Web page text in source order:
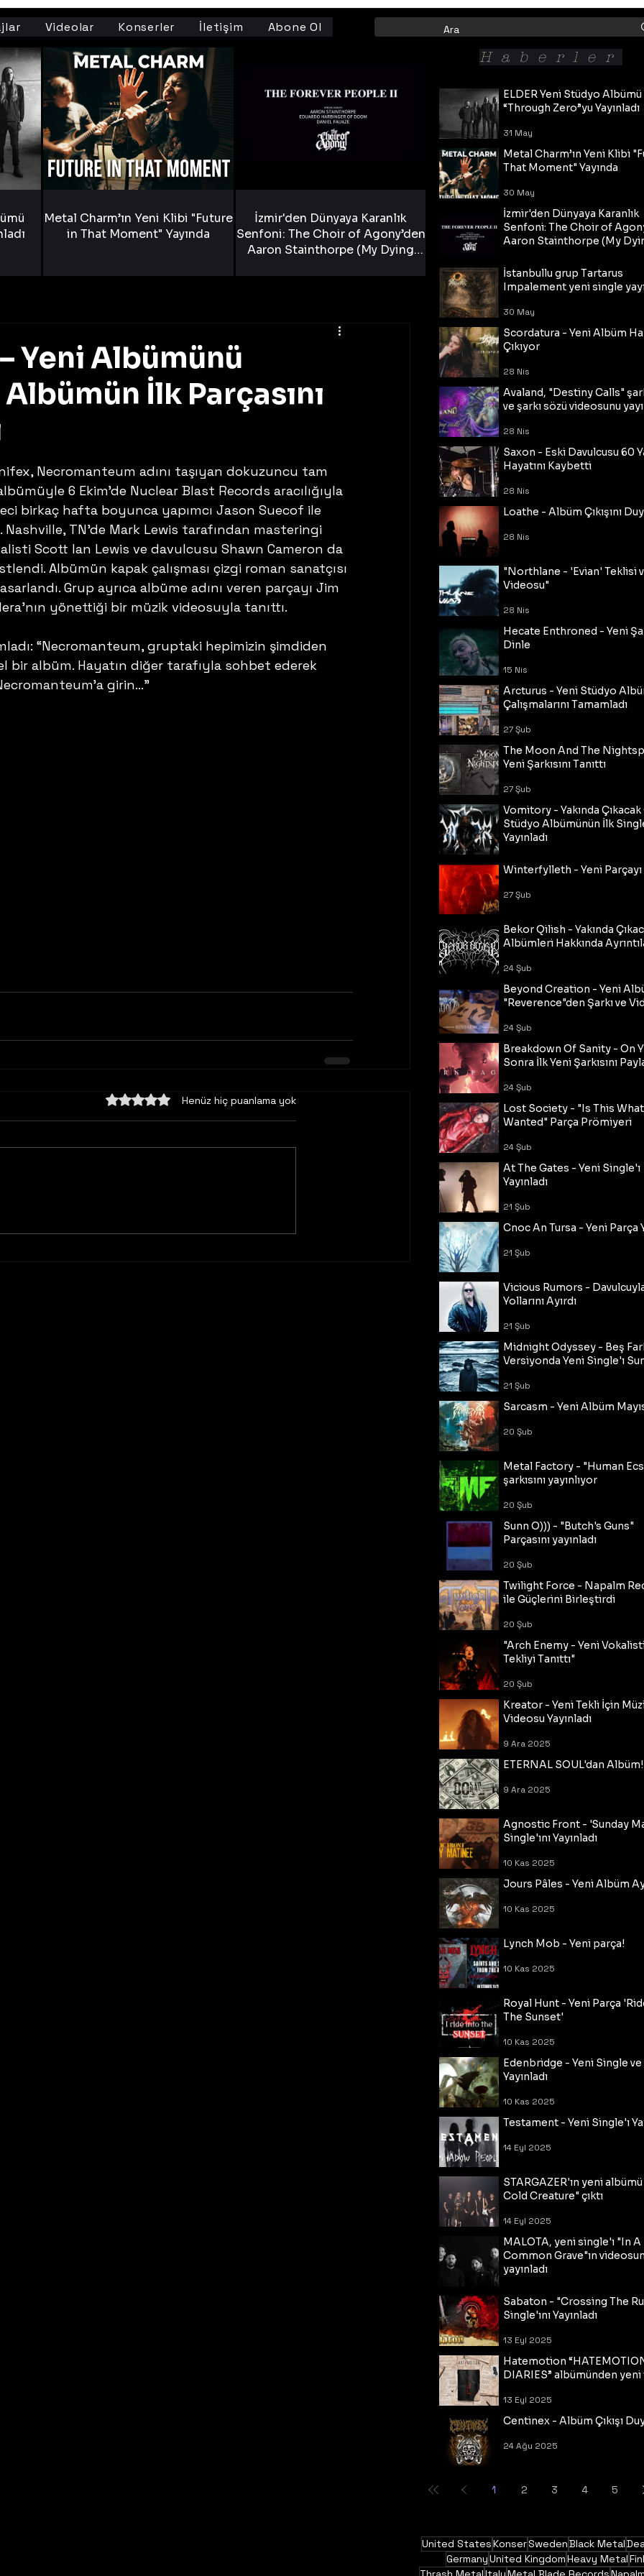
Videolar Konserler İletişim Abone Ol
Yeni Albümünü
İlk Parçasını
Necromanteum adını taşıyan dokuzuncu tam
6 Ekim’de Nuclear Blast Records aracılığıyla
birkaç hafta boyunca yapımcı Jason Suecof ile
Nashville, TN’de Mark Lewis tarafından masteringi
Scott Ian Lewis ve davulcusu Shawn Cameron da
Albümün kapak çalışması çizgi roman sanatçısı
Grup ayrıca albüme adını veren parçayı Jim
yönettiği bir müzik videosuyla tanıttı.
“Necromanteum, gruptaki hepimizin şimdiden
bir albüm. Hayatın diğer tarafıyla sohbet ederek
girin…”
5 üzerinden 0 yıldızHenüz hiç puanlama yok
Metal Charm’ın Yeni Klibi "Future
in That Moment" Yayında
İzmir'den Dünyaya Karanlık
Senfoni: The Choir of Agony’den
Aaron Stainthorpe (My Dying
ELDER Yeni Stüdyo Albümü
“Through Zero”yu Yayınladı
31 May
Metal Charm’ın Yeni Klibi
That Moment" Yayında
30 May
İzmir'den Dünyaya Karanlık
Senfoni: The Choir of
Aaron Stainthorpe (My
Tekli!
30 May
İstanbullu grup Tartarus
Impalement yeni single
30 May
Scordatura - Yeni Albüm
Çıkıyor
28 Nis
Avaland, "Destiny Calls"
ve şarkı sözü videosunu
28 Nis
Saxon - Eski Davulcusu 60
Hayatını Kaybetti
28 Nis
Loathe - Albüm Çıkışını
28 Nis
"Northlane - 'Evian' Teklisi
Videosu"
28 Nis
Hecate Enthroned - Yeni
Dinle
15 Nis
Arcturus - Yeni Stüdyo
Çalışmalarını Tamamladı
27 Şub
The Moon And The
Yeni Şarkısını Tanıttı
27 Şub
Vomitory - Yakında
Stüdyo Albümünün İlk
Yayınladı
Winterfylleth - Yeni Parçayı
27 Şub
Bekor Qilish - Yakında
Albümleri Hakkında
24 Şub
Beyond Creation - Yeni
"Reverence"den Şarkı ve
24 Şub
Breakdown Of Sanity - On
Sonra İlk Yeni Şarkısını
24 Şub
Lost Society - "Is This
Wanted" Parça Prömiyeri
24 Şub
At The Gates - Yeni Single'ı
Yayınladı
21 Şub
Cnoc An Tursa - Yeni Parça
21 Şub
Vicious Rumors -
Yollarını Ayırdı
21 Şub
Midnight Odyssey - Beş
Versiyonda Yeni Single'ı
21 Şub
Sarcasm - Yeni Albüm
20 Şub
Metal Factory - "Human
şarkısını yayınlıyor
20 Şub
Sunn O))) - "Butch's Guns"
Parçasını yayınladı
20 Şub
Twilight Force - Napalm
ile Güçlerini Birleştirdi
20 Şub
"Arch Enemy - Yeni
Tekliyi Tanıttı"
20 Şub
Kreator - Yeni Tekli İçin
Videosu Yayınladı
9 Ara 2025
ETERNAL SOUL'dan Albüm!
9 Ara 2025
Agnostic Front - 'Sunday
Single'ını Yayınladı
10 Kas 2025
Jours Pâles - Yeni Albüm
10 Kas 2025
Lynch Mob - Yeni parça!
10 Kas 2025
Royal Hunt - Yeni Parça
The Sunset'
10 Kas 2025
Edenbridge - Yeni Single
Yayınladı
10 Kas 2025
Testament - Yeni Single'ı
14 Eyl 2025
STARGAZER'ın yeni
Cold Creature" çıktı
14 Eyl 2025
MALOTA, yeni single'ı "In A
Common Grave"ın
yayınladı
Sabaton - "Crossing The
Single'ını Yayınladı
13 Eyl 2025
Hatemotion
DIARIES” albümünden
13 Eyl 2025
Centinex - Albüm Çıkışı
24 Ağu 2025
1 2 3 4 5
United StatesKonserSwedenBlack Metal
GermanyUnited KingdomHeavy Metal
Haberler